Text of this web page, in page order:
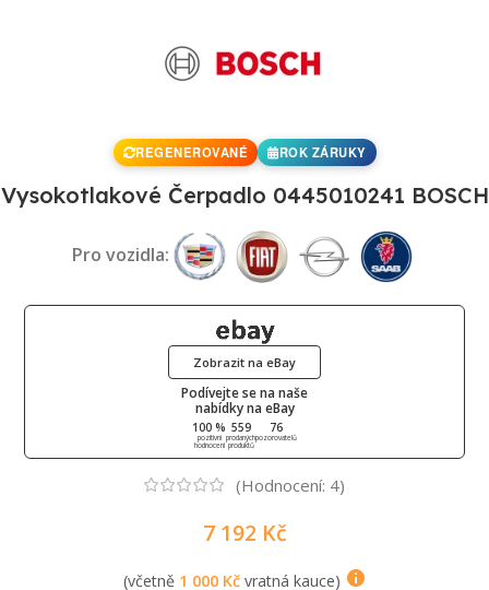
REGENEROVANÉ ROK ZÁRUKY
Vysokotlakové Čerpadlo 0445010241 BOSCH
Pro vozidla:
Podívejte se na naše
nabídky na eBay
100 %
pozitivní
hodnocení
559
prodaných
produktů
76
pozorovatelů
Zobrazit na eBay
(Hodnocení: 4)
7 192 Kč
(včetně 1 000 Kčvratná kauce)